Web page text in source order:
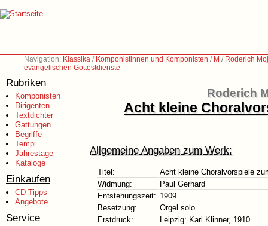
Navigation: Klassika / Komponistinnen und Komponisten / M / Roderich
evangelischen Gottestdienste
Rubriken
Komponisten
Dirigenten
Textdichter
Gattungen
Begriffe
Tempi
Jahrestage
Kataloge
Einkaufen
CD-Tipps
Angebote
Service
Roderich
Acht kleine
Allgemeine Angaben zum Werk:
Titel:
Acht kleine Choralvorspiele
Widmung:
Paul Gerhard
Entstehungszeit: 1909
Besetzung:
Orgel solo
Erstdruck:
Leipzig: Karl Klinner, 1910